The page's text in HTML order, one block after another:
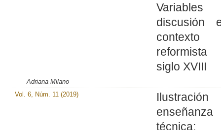
discusión
contexto
siglo XVIII
Adriana Milano
Vol. 6, Núm. 11 (2019)
enseñanza
técnica: